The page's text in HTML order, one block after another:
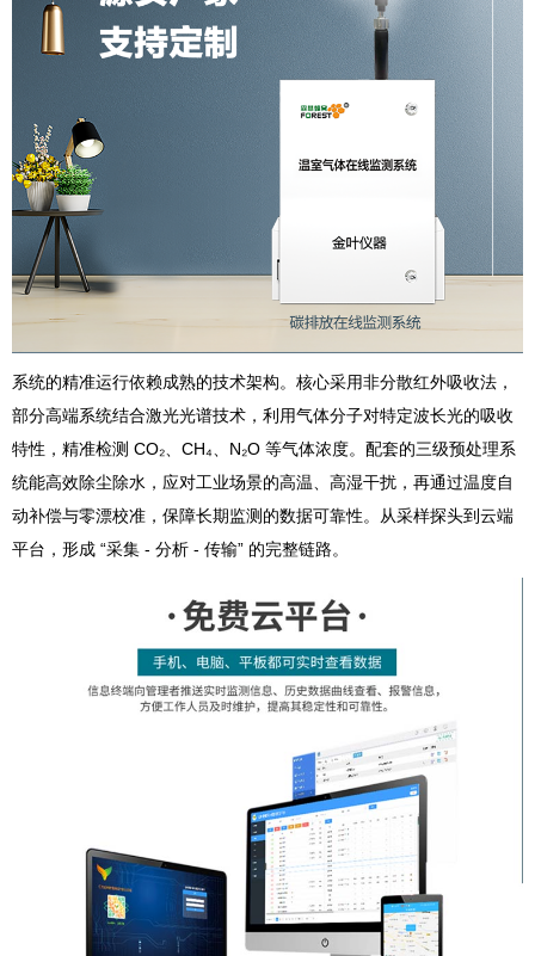
系统的精准运行依赖成熟的技术架构。核心采用非分散红外吸收法，
部分高端系统结合激光光谱技术，利用气体分子对特定波长光的吸收
特性，精准检测 CO₂、CH₄、N₂O 等气体浓度。配套的三级预处理系
统能高效除尘除水，应对工业场景的高温、高湿干扰，再通过温度自
动补偿与零漂校准，保障长期监测的数据可靠性。从采样探头到云端
平台，形成 “采集 - 分析 - 传输” 的完整链路。